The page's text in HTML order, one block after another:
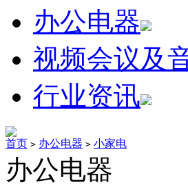
办公电器
视频会议及
行业资讯
首页 > 办公电器 > 小家电
办公电器